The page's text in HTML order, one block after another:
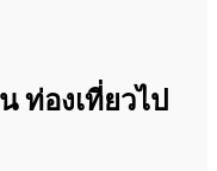
ท่องเที่ยวไป